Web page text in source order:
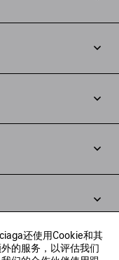
还使用Cookie和其
的服务，以评估我们